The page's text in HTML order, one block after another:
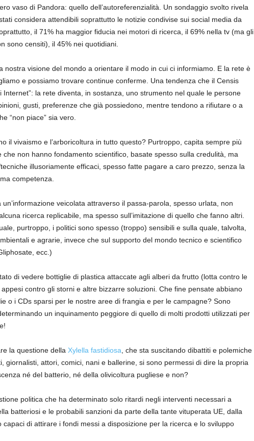
vaso di Pandora: quello dell’autoreferenzialità. Un sondaggio svolto rivela
considera attendibili soprattutto le notizie condivise sui social media da
il 71% ha maggior fiducia nei motori di ricerca, il 69% nella tv (ma gli
sono censiti), il 45% nei quotidiani.
nostra visione del mondo a orientare il modo in cui ci informiamo. E la rete è
e possiamo trovare continue conferme. Una tendenza che il Censis
Internet”: la rete diventa, in sostanza, uno strumento nel quale le persone
gusti, preferenze che già possiedono, mentre tendono a rifiutare o a
“non piace” sia vero.
il vivaismo e l’arboricoltura in tutto questo? Purtroppo, capita sempre più
che non hanno fondamento scientifico, basate spesso sulla credulità, ma
illusoriamente efficaci, spesso fatte pagare a caro prezzo, senza la
competenza.
veicolata attraverso il passa-parola, spesso urlata, non
ricerca replicabile, ma spesso sull’imitazione di quello che fanno altri.
purtroppo, i politici sono spesso (troppo) sensibili e sulla quale, talvolta,
e agrarie, invece che sul supporto del mondo tecnico e scientifico
, ecc.)
di vedere bottiglie di plastica attaccate agli alberi da frutto (lotta contro le
contro gli storni e altre bizzarre soluzioni. Che fine pensate abbiano
o i CDssparsi per le nostre aree di frangia e per le campagne? Sono
un inquinamento peggiore di quello di molti prodotti utilizzati per
la questione della Xylellafastidiosa, che sta suscitando dibattiti e polemiche
giornalisti, attori, comici, nani e ballerine, si sono permessi di dire la propria
né del batterio, né della olivicolturapugliese e non?
politica che ha determinatosolo ritardi negli interventi necessari a
batteriosi e le probabili sanzioni da parte della tante vituperata UE, dalla
capaci di attirare i fondi messi a disposizione per la ricerca e lo sviluppo